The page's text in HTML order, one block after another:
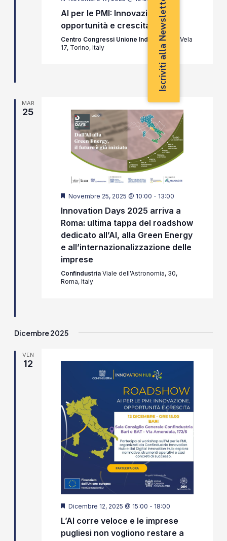
AI per le PMI: Innovazione,
opportunità e crescita
Centro Congressi Unione Industriali
Via Vela
17, Torino, Italy
MAR
25
Segnalati
Novembre 25, 2025 @ 10:00 - 13:00
Innovation Days 2025 arriva a
Roma: ultima tappa del roadshow
dedicato all’AI, alla Green Energy
e all’internazionalizzazione delle
imprese
Confindustria Viale dell'Astronomia, 30,
Roma, Italy
Dicembre 2025
VEN
12
Segnalati
Dicembre 12, 2025 @ 15:00 - 18:00
L’AI corre veloce e le imprese
pugliesi non vogliono restare a
Iscriviti alla Newsletter